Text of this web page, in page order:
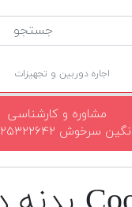
اجاره دوربین و تجهیزات
مشاوره و کارشناسی
نگین سرخوش ۰۹۰۲۵۳۲۲۶۴۲